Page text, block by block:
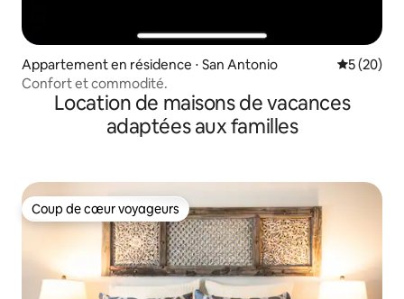
Appartement en résidence ⋅ San Antonio
5 (20)
Confort et commodité.
Location de maisons de vacances
adaptées aux familles
Coup de cœur voyageurs
Coup de cœur voyageurs